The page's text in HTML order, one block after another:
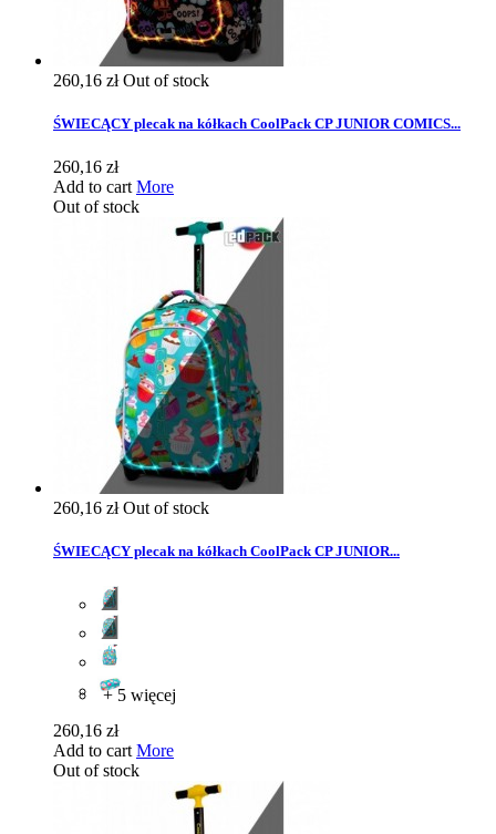
260,16 złOut of stock
ŚWIECĄCY plecak na kółkach CoolPack CP JUNIOR COMICS...
260,16 zł
Add to cart More
Out of stock
260,16 złOut of stock
ŚWIECĄCY plecak na kółkach CoolPack CP JUNIOR...
+ 5 więcej
260,16 zł
Add to cart More
Out of stock